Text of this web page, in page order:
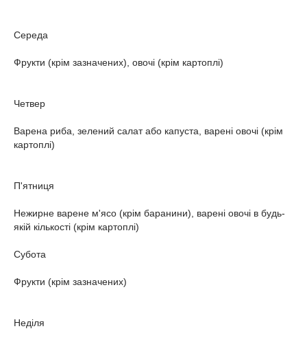
Середа
Фрукти (крім зазначених), овочі (крім картоплі)
Четвер
Варена риба, зелений салат або капуста, варені овочі (крім
картоплі)
П'ятниця
Нежирне варене м'ясо (крім баранини), варені овочі в будь-
якій кількості (крім картоплі)
Субота
Фрукти (крім зазначених)
Неділя